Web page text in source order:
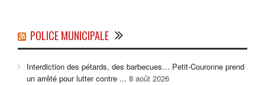
POLICE MUNICIPALE
Interdiction des pétards, des barbecues… Petit-Couronne prend
un arrêté pour lutter contre ... 8 août 2026